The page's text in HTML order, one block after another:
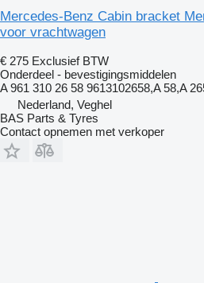
Mercedes-Benz Cabin bracket
voor vrachtwagen
€ 275 Exclusief BTW
Onderdeel - bevestigingsmiddelen
A 961 310 26 58 9613102658,A 58,A
Nederland, Veghel
BAS Parts & Tyres
Contact opnemen met verkoper